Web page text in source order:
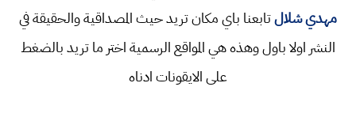
مهدي شلالتابعنا باي مكان تريد حيث المصداقية والحقيقة في
النشر اولا باول وهذه هي المواقع الرسمية اختر ما تريد بالضغط
على الايقونات ادناه